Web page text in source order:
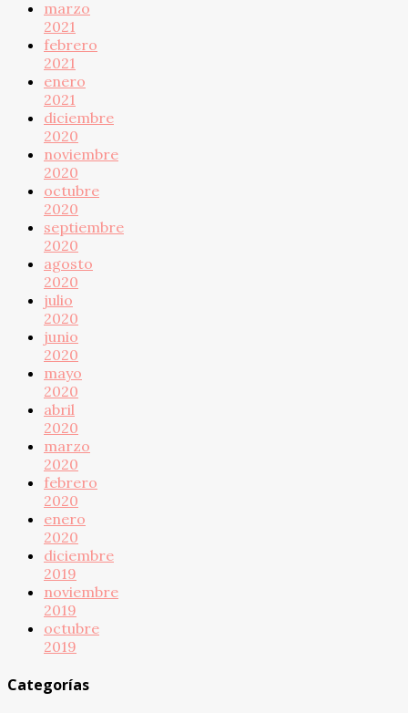
marzo
2021
febrero
2021
enero
2021
diciembre
2020
noviembre
2020
octubre
2020
septiembre
2020
agosto
2020
julio
2020
junio
2020
mayo
2020
abril
2020
marzo
2020
febrero
2020
enero
2020
diciembre
2019
noviembre
2019
octubre
2019
Categorías